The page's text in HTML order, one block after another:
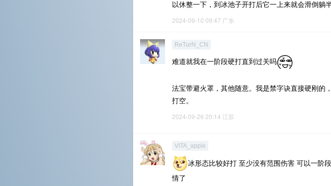
以休整一下，到冰池子开打后它一上来就会滑倒躺
2024-09-10 09:47 广东
ReTurN_CN
难道就我在一阶段硬打直到过关吗
法宝带避火罩，其他随意。我是禁字诀直接硬刚的
打空。
2024-09-26 20:14 江苏
VITA_apple
冰形态比较好打 至少没有范围伤害 可以一阶
情了